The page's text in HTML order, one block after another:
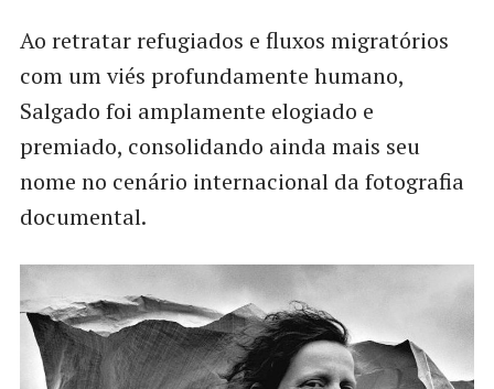
Ao retratar refugiados e fluxos migratórios
com um viés profundamente humano,
Salgado foi amplamente elogiado e
premiado, consolidando ainda mais seu
nome no cenário internacional da fotografia
documental.